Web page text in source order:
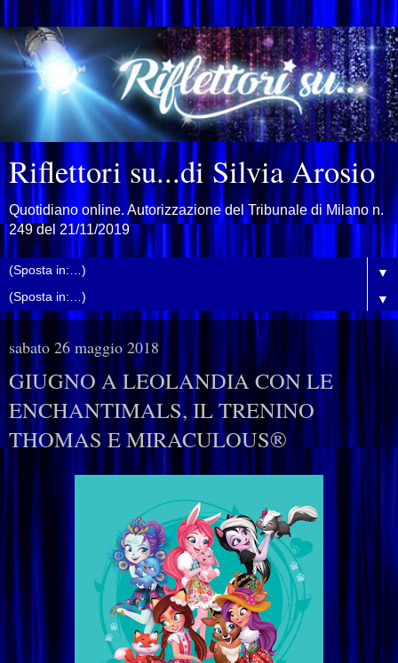
Riflettori su...di Silvia Arosio
Quotidiano online. Autorizzazione del Tribunale di Milano n.
249 del 21/11/2019
▼
▼
sabato 26 maggio 2018
GIUGNO A LEOLANDIA CON LE
ENCHANTIMALS, IL TRENINO
THOMAS E MIRACULOUS®